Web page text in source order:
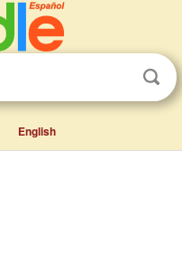
English